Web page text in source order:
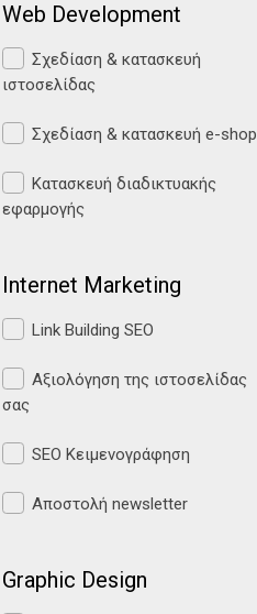
Web Development
Σχεδίαση & κατασκευή
ιστοσελίδας
Σχεδίαση & κατασκευή e-shop
Κατασκευή διαδικτυακής
εφαρμογής
Internet Marketing
Link Building SEO
Αξιολόγηση της ιστοσελίδας
σας
SEO Κειμενογράφηση
Αποστολή newsletter
Graphic Design